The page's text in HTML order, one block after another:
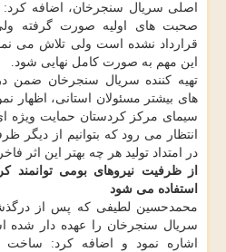
اصلی سریال سنجرخان، اضافه کرد:
صحبت های اولیه صورت گرفته ولی
قرارداد نشده است ولی تلاش می
این مهم به صورت کامل نهایی شود.
تهیه کننده سریال سنجرخان
های بیشتر مسئولان استانی، اظهار
سیمای مرکز کردستان حمایت ویژه ای
انتظار می رود که بتوانیم از دیگر
در امتداد تولید هر چه بهتر این اثر
از ظرفیت نیروهای بومی توانمند
استفاده می شود
محمدحسین لطیفی که پس از
سریال سنجرخان را عهده دار شده
اشاره نمود و اضافه کرد: